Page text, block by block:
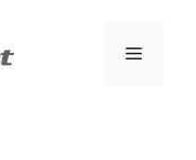
Menu